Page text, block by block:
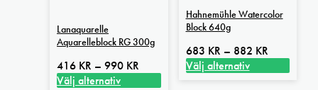
Lanaquarelle
Aquarelleblock RG 300g
416 KR – 990 KR Prisintervall:
Välj alternativ
Hahnemühle Watercolor
Block 640g
683 KR – 882 KR
Välj alternativ